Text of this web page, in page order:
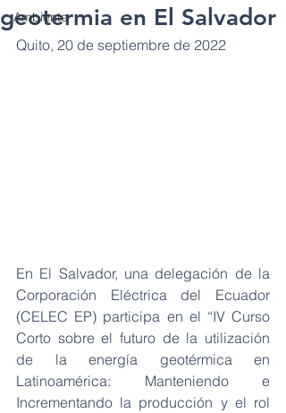
Ambiente
geotermia en El Salvador
Quito, 20 de septiembre de 2022
En El Salvador, una delegación de la
Corporación Eléctrica del Ecuador
(CELEC EP) participa en el “IV Curso
Corto sobre el futuro de la utilización
de la energía geotérmica en
Latinoamérica: Manteniendo e
Incrementando la producción y el rol